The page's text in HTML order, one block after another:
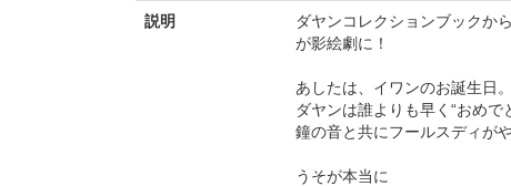
説明
ダヤンコレクションブックか
が影絵劇に！
あしたは、イワンのお誕生日。
ダヤンは誰よりも早く“おめで
鐘の音と共にフールスディが
うそが本当に